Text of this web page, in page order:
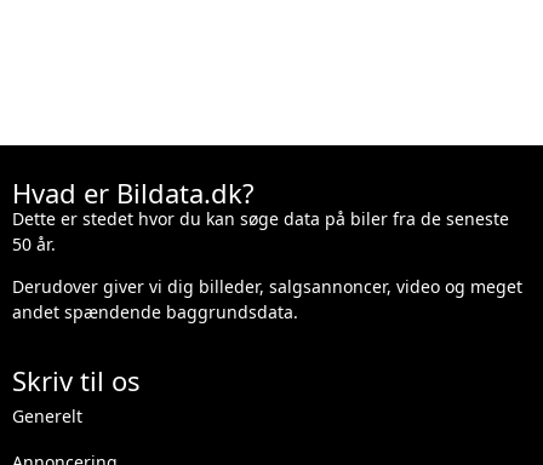
Hvad er Bildata.dk?
Dette er stedet hvor du kan søge data på biler fra de seneste
50 år.
Derudover giver vi dig billeder, salgsannoncer, video og meget
andet spændende baggrundsdata.
Skriv til os
Generelt